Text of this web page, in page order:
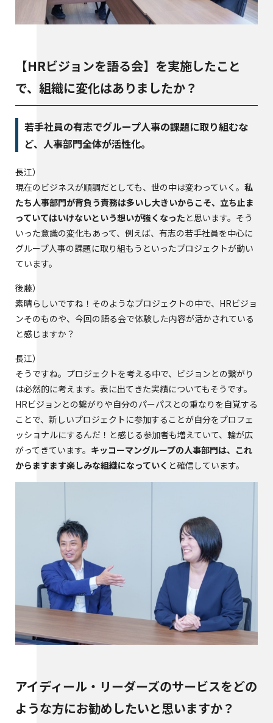
【HRビジョンを語る会】を実施したこと
で、組織に変化はありましたか？
若手社員の有志でグループ人事の課題に取り組むな
ど、人事部門全体が活性化。
長江
現在のビジネスが順調だとしても、世の中は変わっていく。 私
たち人事部門が背負う責務は多いし大きいからこそ、立ち止ま
っていてはいけないという想いが強くなったと思います。そう
いった意識の変化もあって、例えば、有志の若手社員を中心に
グループ人事の課題に取り組もうといったプロジェクトが動い
ています。
後藤
素晴らしいですね！そのようなプロジェクトの中で、HRビジョ
ンそのものや、今回の語る会で体験した内容が活かされている
と感じますか？
長江
そうですね。プロジェクトを考える中で、ビジョンとの繋がり
は必然的に考えます。表に出てきた実績についてもそうです。
HRビジョンとの繋がりや自分のパーパスとの重なりを自覚する
ことで、新しいプロジェクトに参加することが自分をプロフェ
ッショナルにするんだ！と感じる参加者も増えていて、輪が広
がってきています。 キッコーマングループの人事部門は、これ
からますます楽しみな組織になっていく と確信しています。
アイディール・リーダーズのサービスをどの
ような方にお勧めしたいと思いますか？